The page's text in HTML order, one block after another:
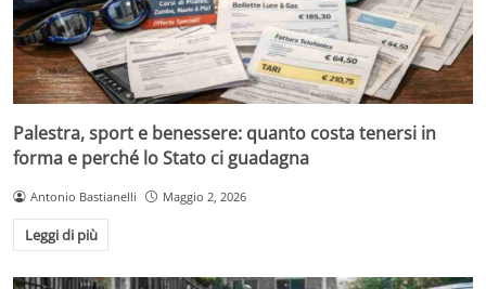
Palestra, sport e benessere: quanto costa tenersi in
forma e perché lo Stato ci guadagna
Antonio Bastianelli Maggio 2, 2026
Leggi di più